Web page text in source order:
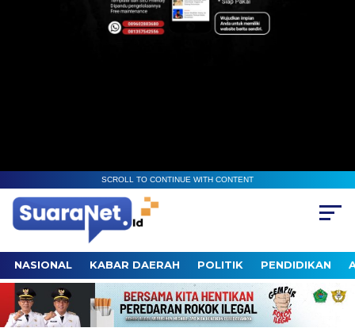
SCROLL TO CONTINUE WITH CONTENT
NASIONAL KABAR DAERAH POLITIK PENDIDIKAN